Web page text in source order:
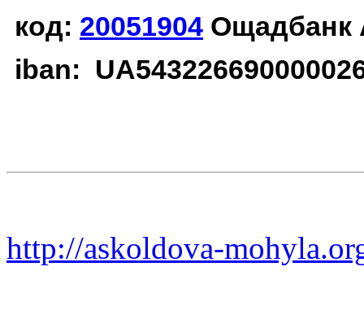
код: 20051904 Ощадбанк
iban:
http://askoldova-